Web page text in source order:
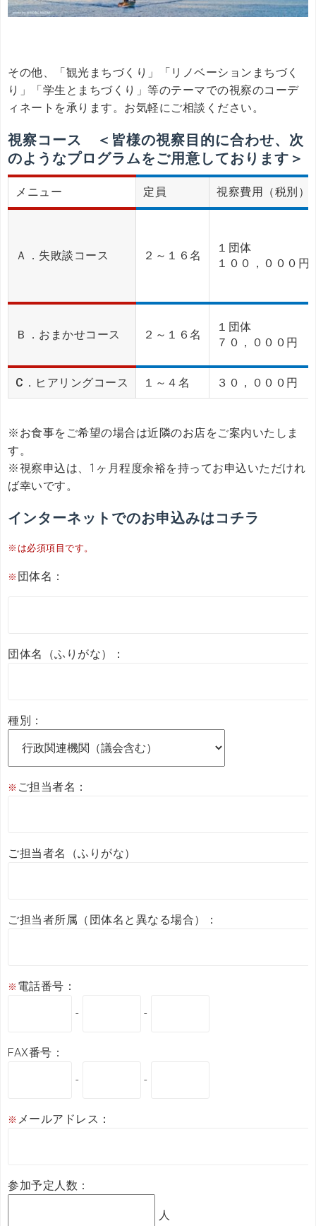
その他、「観光まちづくり」「リノベーションまちづく
り」「学生とまちづくり」等のテーマでの視察のコーデ
ィネートを承ります。お気軽にご相談ください。
視察コース ＜皆様の視察目的に合わせ、次
のようなプログラムをご用意しております＞
メニュー 定員 視察費用（税別）
Ａ．失敗談コース ２～１６名
１団体
１００，０００円
Ｂ．おまかせコース ２～１６名
１団体
７０，０００円
C．ヒアリングコース １～４名 ３０，０００円
※お食事をご希望の場合は近隣のお店をご案内いたしま
す。
※視察申込は、1ヶ月程度余裕を持ってお申込いただけれ
ば幸いです。
インターネットでのお申込みはコチラ
※は必須項目です。
※ 団体名：
団体名（ふりがな）：
種別：
※ ご担当者名：
ご担当者名（ふりがな）
ご担当者所属（団体名と異なる場合）：
※ 電話番号：
- -
FAX番号：
- -
※ メールアドレス：
参加予定人数：
人